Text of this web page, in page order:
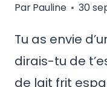
ParPauline 30
Tu as envie
dirais-tu de
de lait frit